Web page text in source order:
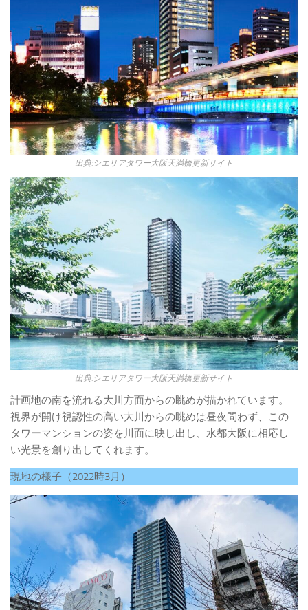
出典:シエリアタワー大阪天満橋更新サイト
出典:シエリアタワー大阪天満橋更新サイト
計画地の南を流れる大川方面からの眺めが描かれています。
視界が開け視認性の高い大川からの眺めは昼夜問わず、この
タワーマンションの姿を川面に映し出し、水都大阪に相応し
い光景を創り出してくれます。
現地の様子（2022時3月）